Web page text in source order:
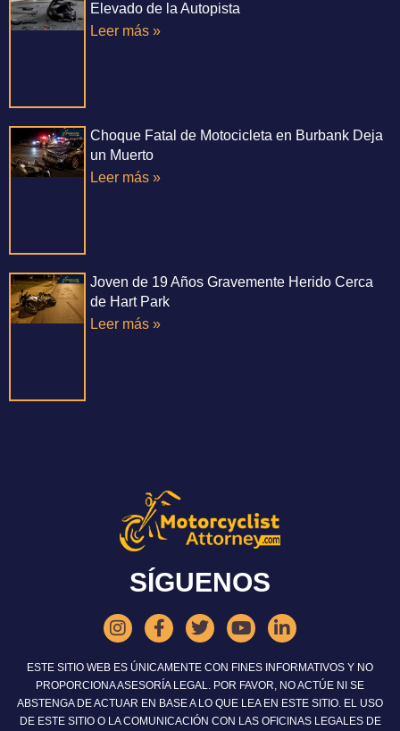
Elevado de la Autopista
Leer más »
Choque Fatal de Motocicleta en Burbank Deja
un Muerto
Leer más »
Joven de 19 Años Gravemente Herido Cerca
de Hart Park
Leer más »
SÍGUENOS
ESTE SITIO WEB ES ÚNICAMENTE CON FINES INFORMATIVOS Y NO
PROPORCIONA ASESORÍA LEGAL. POR FAVOR, NO ACTÚE NI SE
ABSTENGA DE ACTUAR EN BASE A LO QUE LEA EN ESTE SITIO. EL USO
DE ESTE SITIO O LA COMUNICACIÓN CON LAS OFICINAS LEGALES DE